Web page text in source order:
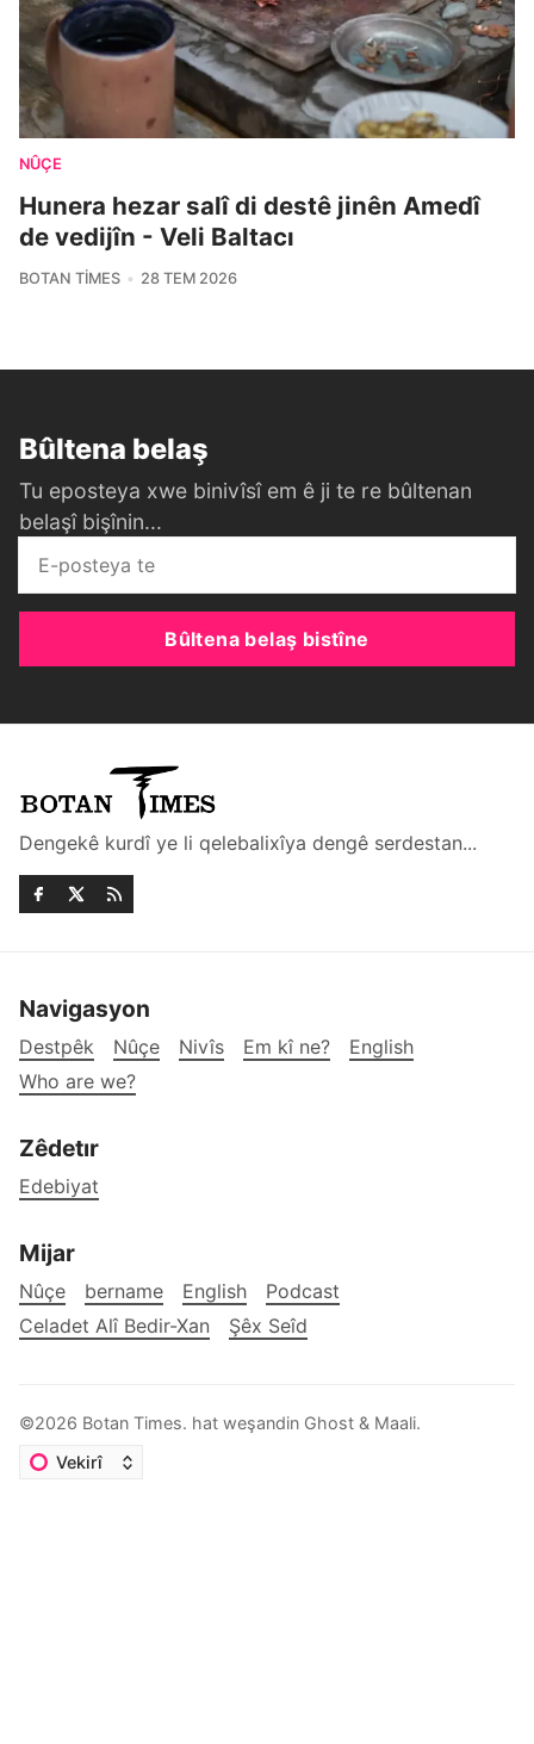
NÛÇE
Hunera hezar salî di destê jinên Amedî
de vedijîn - Veli Baltacı
BOTAN TIMES 28 TEM 2026
Bûltena belaş
Tu eposteya xwe binivîsî em ê ji te re bûltenan
belaşî bişînin...
Bûltena belaş bistîne
Dengekê kurdî ye li qelebalixîya dengê serdestan...
Navigasyon
Destpêk Nûçe Nivîs Em kî ne?
English
Who are we?
Zêdetır
Edebiyat
Mijar
Nûçe bername English
Podcast
Celadet Alî Bedir-Xan
Şêx Seîd
©2026 Botan Times. hat weşandin Ghost & Maali.